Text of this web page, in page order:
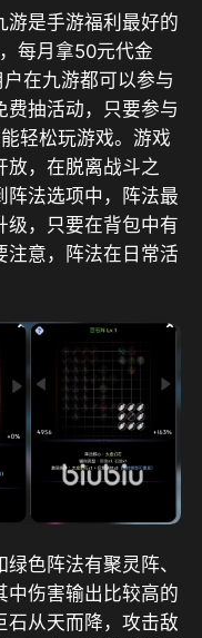
游是手游福利最好的
每月拿50元代金
在九游都可以参与
费抽活动，只要参与
轻松玩游戏。游戏
放，在脱离战斗之
阵法选项中，阵法最
级，只要在背包中有
注意，阵法在日常活
色阵法有聚灵阵、
中伤害输出比较高的
石从天而降，攻击敌